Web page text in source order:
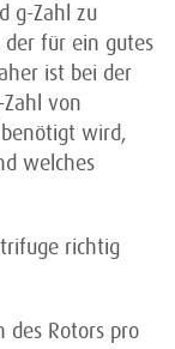
g-Zahl zu
der für ein gutes
ist bei der
von
benötigt wird,
welches
richtig
des Rotors pro